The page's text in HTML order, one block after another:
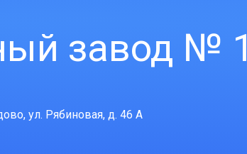
завод № 1
ул. Рябиновая, д. 46 А